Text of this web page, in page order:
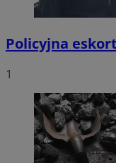
Policyjna
1